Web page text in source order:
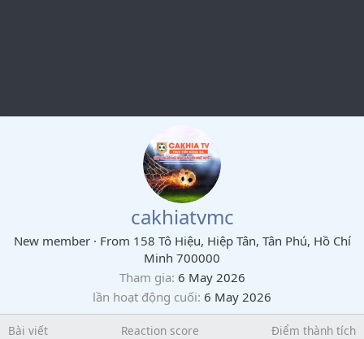
cakhiatvmc
New member · From 158 Tô Hiệu, Hiệp Tân, Tân Phú, Hồ Chí
Minh 700000
Tham gia 6 May 2026
lần hoạt động cuối 6 May 2026
Bài viết Reaction score Điểm thành tích